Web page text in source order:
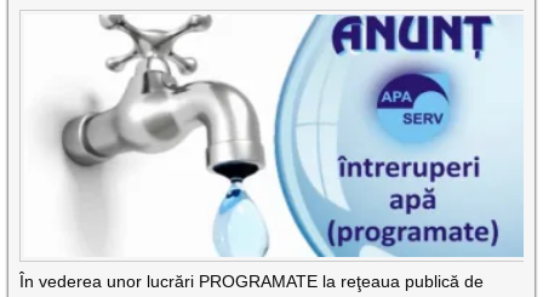
În vederea unor lucrări PROGRAMATE la reţeaua publică de